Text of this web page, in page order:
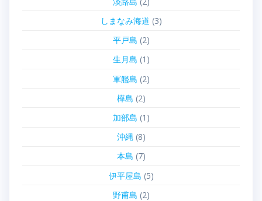
しまなみ海道 (3)
平戸島 (2)
生月島 (1)
軍艦島 (2)
樺島 (2)
加部島 (1)
沖縄(8)
本島 (7)
伊平屋島 (5)
野甫島 (2)